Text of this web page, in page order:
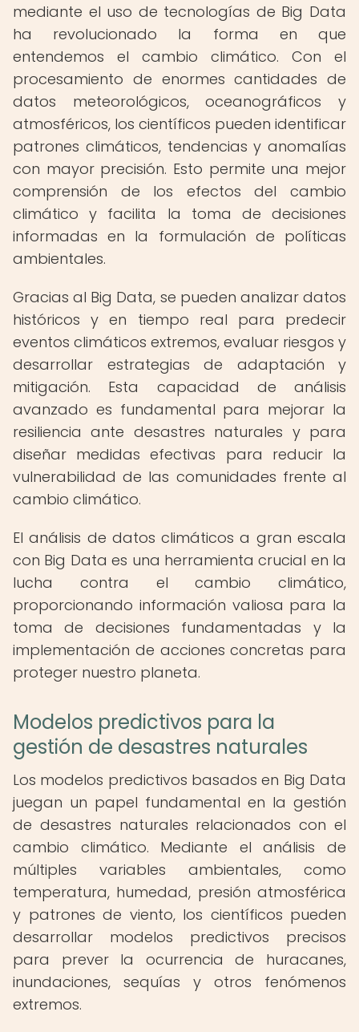
mediante el uso de tecnologías de Big Data
ha revolucionado la forma en que
entendemos el cambio climático. Con el
procesamiento de enormes cantidades de
datos meteorológicos, oceanográficos y
atmosféricos, los científicos pueden identificar
patrones climáticos, tendencias y anomalías
con mayor precisión. Esto permite una mejor
comprensión de los efectos del cambio
climático y facilita la toma de decisiones
informadas en la formulación de políticas
ambientales.
Gracias al Big Data, se pueden analizar datos
históricos y en tiempo real para predecir
eventos climáticos extremos, evaluar riesgos y
desarrollar estrategias de adaptación y
mitigación. Esta capacidad de análisis
avanzado es fundamental para mejorar la
resiliencia ante desastres naturales y para
diseñar medidas efectivas para reducir la
vulnerabilidad de las comunidades frente al
cambio climático.
El análisis de datos climáticos a gran escala
con Big Data es una herramienta crucial en la
lucha contra el cambio climático,
proporcionando información valiosa para la
toma de decisiones fundamentadas y la
implementación de acciones concretas para
proteger nuestro planeta.
Modelos predictivos para la
gestión de desastres naturales
Los modelos predictivos basados en Big Data
juegan un papel fundamental en la gestión
de desastres naturales relacionados con el
cambio climático. Mediante el análisis de
múltiples variables ambientales, como
temperatura, humedad, presión atmosférica
y patrones de viento, los científicos pueden
desarrollar modelos predictivos precisos
para prever la ocurrencia de huracanes,
inundaciones, sequías y otros fenómenos
extremos.